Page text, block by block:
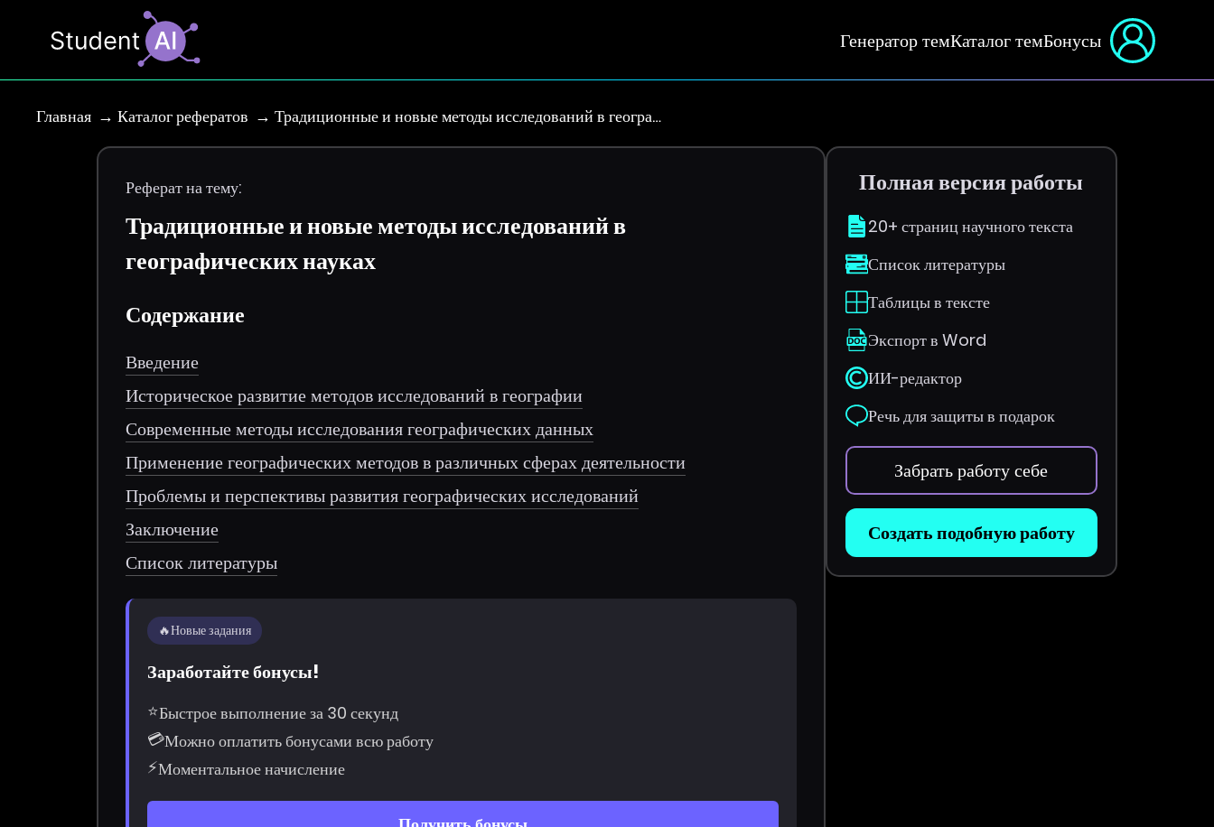
Генератор темКаталог темБонусы
Главная Каталог рефератов Традиционные и новые методы исследований в геогра…
Реферат на тему:
Традиционные и новые методы исследований в
географических науках
Содержание
Введение
Историческое развитие методов исследований в географии
Современные методы исследования географических данных
Применение географических методов в различных сферах деятельности
Проблемы и перспективы развития географических исследований
Заключение
Список литературы
🔥Новые задания
Заработайте бонусы!
⭐Быстрое выполнение за 30 секунд
💳Можно оплатить бонусами всю работу
⚡Моментальное начисление
Полная версия работы
20+ страниц научного текста
Список литературы
Таблицы в тексте
Экспорт в Word
ИИ-редактор
Речь для защиты в подарок
Забрать работу себе
Создать подобную работу